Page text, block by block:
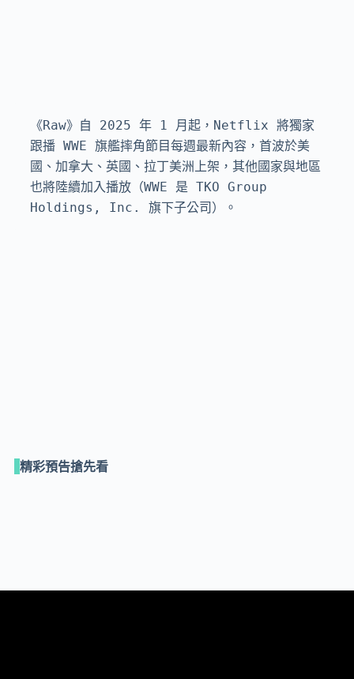
《Raw》自 2025 年 1 月起，Netflix 將獨家
跟播 WWE 旗艦摔角節目每週最新內容，首波於美
國、加拿大、英國、拉丁美洲上架，其他國家與地區
也將陸續加入播放（WWE 是 TKO Group
Holdings, Inc. 旗下子公司）。
精彩預告搶先看